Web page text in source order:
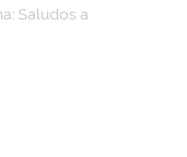
Saludos a